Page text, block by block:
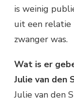
is weinig
uit een relatie
zwanger was.
Wat is er
Julie van den
Julie van den